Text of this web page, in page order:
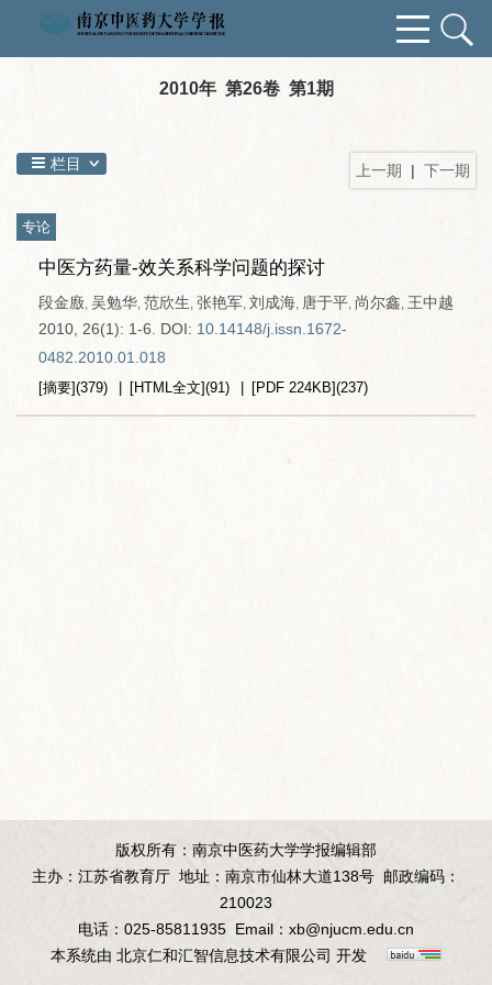
2010年 第26卷 第1期
上一期 | 下一期
栏目
专论
中医方药量-效关系科学问题的探讨
段金廒, 吴勉华, 范欣生, 张艳军, 刘成海, 唐于平, 尚尔鑫, 王中越
2010, 26(1): 1-6.
DOI: 10.14148/j.issn.1672-
0482.2010.01.018
[摘要](379) [HTML全文](91) [PDF 224KB](237)
版权所有：南京中医药大学学报编辑部
主办：江苏省教育厅 地址：南京市仙林大道138号 邮政编码：
210023
电话：025-85811935 Email： xb@njucm.edu.cn
本系统由 北京仁和汇智信息技术有限公司 开发